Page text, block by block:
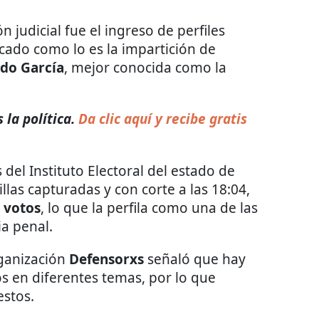
judicial fue el ingreso de perfiles
como lo es la impartición de
García, mejor conocida como la
la política. Da clic aquí y recibe gratis
del Instituto Electoral del estado de
capturadas y con corte a las 18:04,
votos, lo que la perfila como una de las
penal.
Defensorxs señaló que hay
en diferentes temas, por lo que